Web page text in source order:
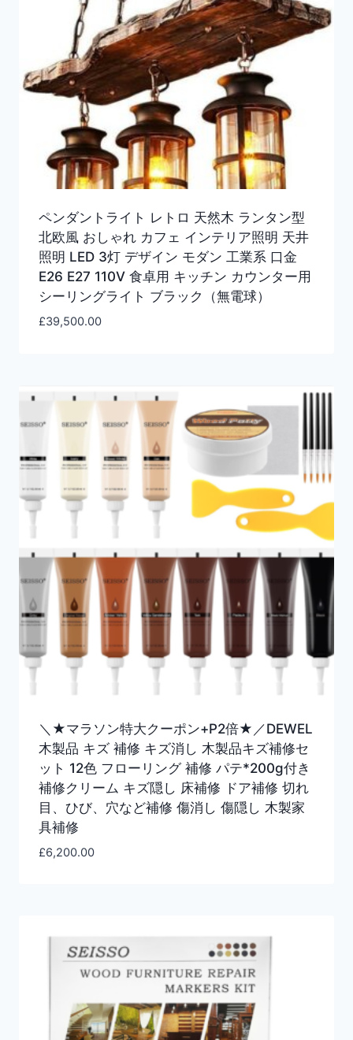
ペンダントライト レトロ 天然木 ランタン型
北欧風 おしゃれ カフェ インテリア照明 天井
照明 LED 3灯 デザイン モダン 工業系 口金
E26 E27 110V 食卓用 キッチン カウンター用
シーリングライト ブラック（無電球）
£39,500.00
＼★マラソン特大クーポン+P2倍★／DEWEL
木製品 キズ 補修 キズ消し 木製品キズ補修セ
ット 12色 フローリング 補修 パテ*200g付き
補修クリーム キズ隠し 床補修 ドア補修 切れ
目、ひび、穴など補修 傷消し 傷隠し 木製家
具補修
£6,200.00